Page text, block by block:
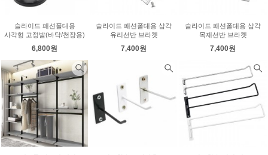
슬라이드 패션폴대용
사각형 고정발(바닥/천장용)
6,800원
슬라이드 패션폴대용 삼각
유리선반 브라켓
7,400원
슬라이드 패션폴대용 삼각
목재선반 브라켓
7,400원